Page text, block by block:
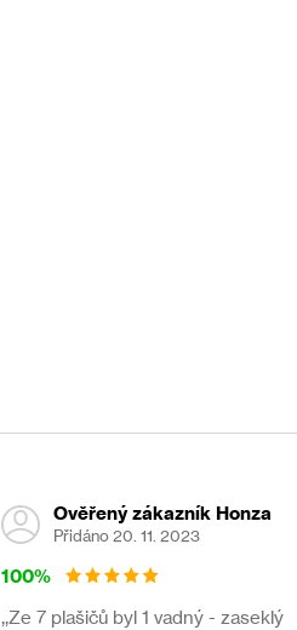
Ověřený zákazník Honza
Přidáno 20. 11. 2023
100%
,,Ze 7 plašičů byl 1 vadný - zaseklý